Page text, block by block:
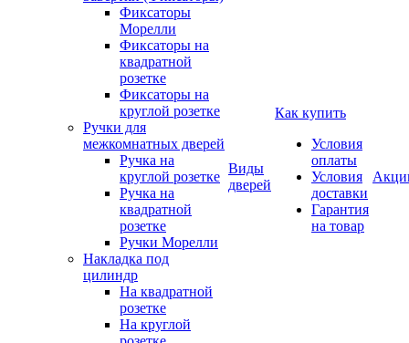
Фиксаторы
Морелли
Фиксаторы на
квадратной
розетке
Фиксаторы на
круглой розетке
Ручки для
межкомнатных дверей
Ручка на
круглой розетке
Ручка на
квадратной
розетке
Ручки Морелли
Накладка под
цилиндр
На квадратной
розетке
На круглой
Виды
дверей
Как купить
Условия
оплаты
Условия
доставки
Гарантия
на товар